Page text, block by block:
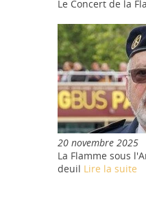
Le Concert de la
20 novembre 2025
La Flamme sous
deuil Lire la suite